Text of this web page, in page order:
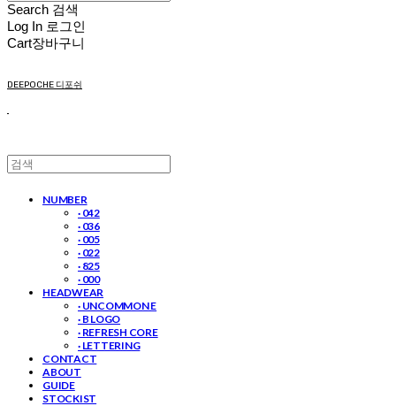
Search 검색
Log In 로그인
Cart장바구니
DEEPOCHE 디포쉬
NUMBER
· 042
· 036
· 005
· 022
· 825
· 000
HEADWEAR
· UNCOMMON E
· B LOGO
· REFRESH CORE
· LETTERING
CONTACT
ABOUT
GUIDE
STOCKIST